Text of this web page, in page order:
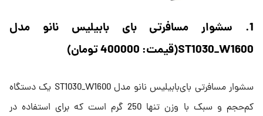
1. سشوار مسافرتی بای بابیلیس نانو مدل
ST1030_W1600(قیمت: 400000 تومان)
سشوار مسافرتی بای‌بابیلیس نانو مدل ST1030_W1600 یک دستگاه
کم‌حجم و سبک با وزن تنها 250 گرم است که برای استفاده در